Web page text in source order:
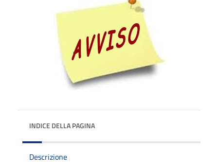
INDICE DELLA PAGINA
Descrizione